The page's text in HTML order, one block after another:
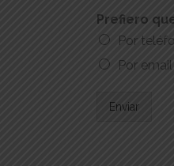
Prefiero
Por
Por email
Enviar